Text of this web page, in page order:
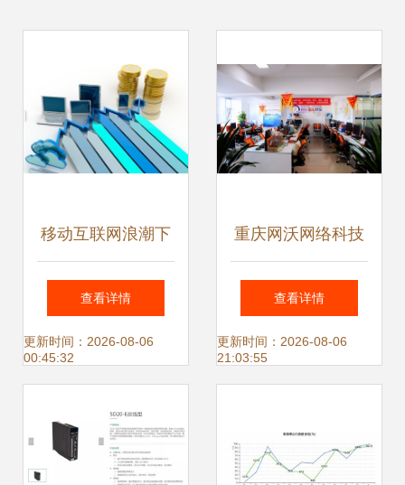
移动互联网浪潮下
网络设备销售企业
的营销新机遇
查看详情
更新时间：2026-08-06
00:45:32
重庆网沃网络科技
专业网络设备销售
与解决方案提供商
查看详情
更新时间：2026-08-06
21:03:55